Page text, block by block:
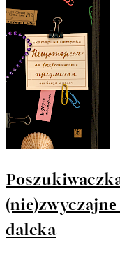
daleka